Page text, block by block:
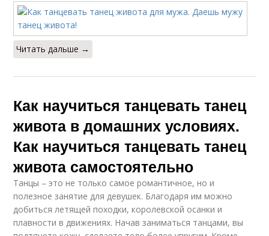
Читать дальше →
Как научиться танцевать танец
живота в домашних условиях.
Как научиться танцевать танец
живота самостоятельно
Танцы – это не только самое романтичное, но и
полезное занятие для девушек. Благодаря им можно
добиться летящей походки, королевской осанки и
плавности в движениях. Начав заниматься танцами, вы